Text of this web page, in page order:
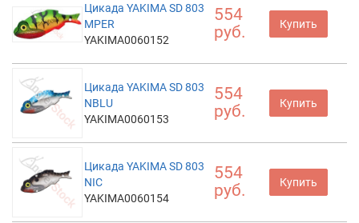
Цикада YAKIMA SD 803
MPER
YAKIMA0060152
554
руб.
Купить
Цикада YAKIMA SD 803
NBLU
YAKIMA0060153
554
руб.
Купить
Цикада YAKIMA SD 803
NIC
YAKIMA0060154
554
руб.
Купить